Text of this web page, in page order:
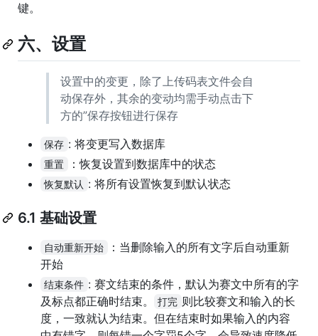
键。
六、设置
设置中的变更，除了上传码表文件会自
动保存外，其余的变动均需手动点击下
方的”保存按钮进行保存
保存 : 将变更写入数据库
重置 ：恢复设置到数据库中的状态
恢复默认 : 将所有设置恢复到默认状态
6.1 基础设置
自动重新开始
：当删除输入的所有文字后自动重新
开始
结束条件 : 赛文结束的条件，默认为赛文中所有的字
及标点都正确时结束。
打完 则比较赛文和输入的长
度，一致就认为结束。但在结束时如果输入的内容